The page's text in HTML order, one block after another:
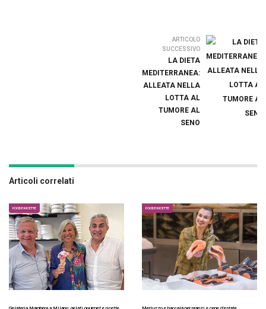
ARTICOLO
SUCCESSIVO
LA DIETA
MEDITERRANEA:
ALLEATA NELLA
LOTTA AL
TUMORE AL
SENO
Articoli correlati
FOOD E RICETTE FOOD E RICETTE